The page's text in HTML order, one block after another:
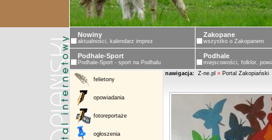
Nowiny
aktualności, kalendarz imprez
Zakopane
wszystko o Zakopanem
Podhale-Sport
Podhale-Sport - sport na Podhalu
Podhale
miejscowości, folklor,
felietony
opowiadania
fotoreportaże
ogłoszenia
nawigacja: Z-ne.pl » Portal Zakopiański